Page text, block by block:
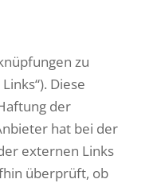
zu
Diese
der
hat bei der
externen Links
überprüft, ob